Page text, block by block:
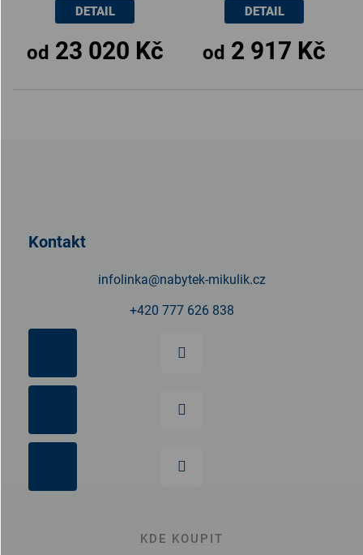
od 23 020 Kč
DETAIL
od 2 917 Kč
DETAIL
Kontakt
infolinka@nabytek-mikulik.cz
+420 777 626 838
KDE KOUPIT